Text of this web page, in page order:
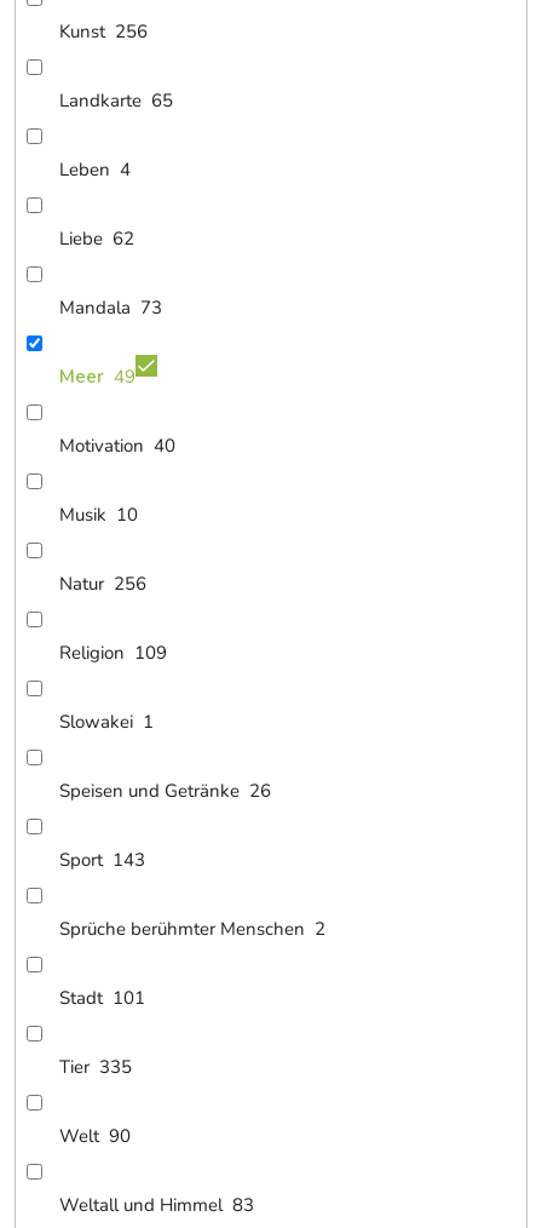
Kunst 256
Landkarte 65
Leben 4
Liebe 62
Mandala 73
Meer 49
Motivation 40
Musik 10
Natur 256
Religion 109
Slowakei 1
Speisen und Getränke 26
Sport 143
Sprüche berühmter Menschen 2
Stadt 101
Tier 335
Welt 90
Weltall und Himmel 83